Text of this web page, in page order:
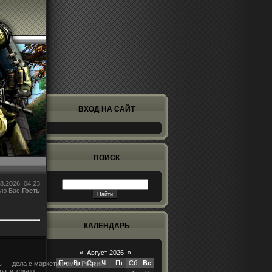
04:23
Вас Гость
— дела с маркетингом в России
ВХОД НА САЙТ
ПОИСК
КАЛЕНДАРЬ
« Август 2026 »
Пн
Вт Ср Чт Пт Сб
Вс